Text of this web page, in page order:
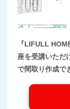
『LIFULL
座を受講いただ
で間取り作成で